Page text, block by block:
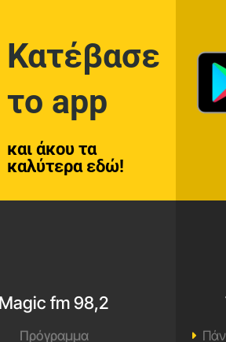
Κατέβασε
το app
και άκου τα
καλύτερα εδώ!
fm 98,2
Πρόγραμμα